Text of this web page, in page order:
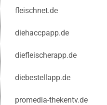
fleischnet.de
diehaccpapp.de
diefleischerapp.de
diebestellapp.de
promedia-thekentv.de